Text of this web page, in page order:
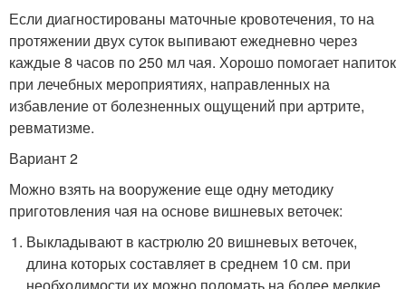
Если диагностированы маточные кровотечения, то на
протяжении двух суток выпивают ежедневно через
каждые 8 часов по 250 мл чая. Хорошо помогает напиток
при лечебных мероприятиях, направленных на
избавление от болезненных ощущений при артрите,
ревматизме.
Вариант 2
Можно взять на вооружение еще одну методику
приготовления чая на основе вишневых веточек:
Выкладывают в кастрюлю 20 вишневых веточек,
длина которых составляет в среднем 10 см. при